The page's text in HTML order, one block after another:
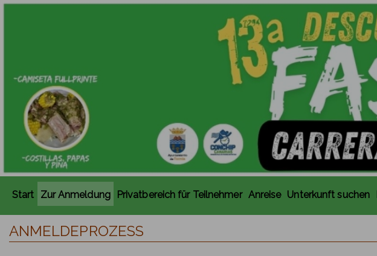
Start Zur Anmeldung Privatbereich für Teilnehmer Anreise Unterkunft suchen
ANMELDEPROZESS